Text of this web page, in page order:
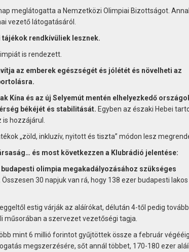
meglátogatta a Nemzetközi Olimpiai Bizottságot.
vezető látogatásáról.
rendkívüliek lesznek.
is rendezett.
az emberek egészségét és jólétét és növelheti az
Kína és az új Selyemút mentén elhelyezkedő
békéjét és stabilitását. Egyben az északi Hebei
hozzájárul.
„zöld, inkluzív, nyitott és tiszta” módon lesz
és most következzen a Klubrádió jelentése:
olimpia megakadályozásához szükséges
Összesen 30 napjuk van rá, hogy 138 ezer budapesti lakos
estig várják az aláírókat, délután 4-től pedig
műsorában a szervezet vezetőségi tagja.
mint 6 millió forintot gyűjtöttek össze a február
megszerzésére, sőt annál többet, 170-180 ezer